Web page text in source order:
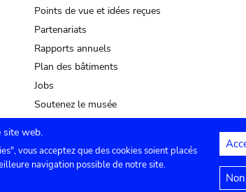
Points de vue et idées reçues
Partenariats
Rapports annuels
Plan des bâtiments
Jobs
Soutenez le musée
Contact Paramètres de
site web.
vous acceptez que des cookies soient placés
navigation possible de notre site.